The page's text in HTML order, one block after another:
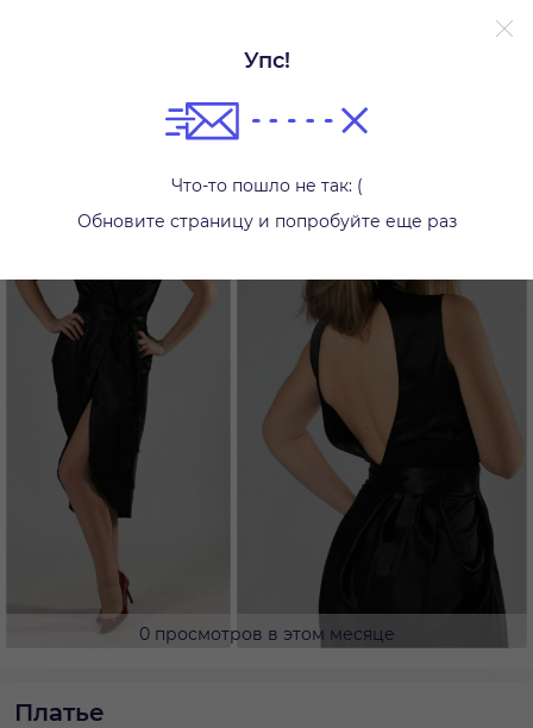
Упс!
Что-то пошло не так: (
Обновите страницу и попробуйте еще раз
0 просмотров в этом месяце
Платье